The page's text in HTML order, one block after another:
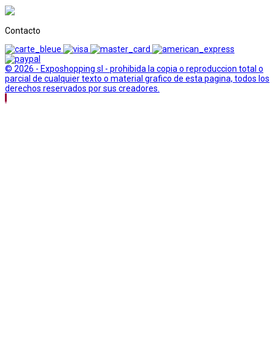
Contacto
© 2026 - Exposhopping sl - prohibida la copia o reproduccion total o
parcial de cualquier texto o material grafico de esta pagina, todos los
derechos reservados por sus creadores.